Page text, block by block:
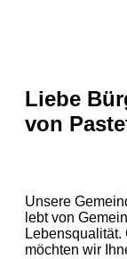
Liebe
von
Unsere
lebt von
möchten wir